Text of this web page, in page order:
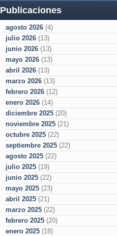
Publicaciones
agosto 2026 (4)
julio 2026 (13)
junio 2026 (13)
mayo 2026 (13)
abril 2026 (13)
marzo 2026 (13)
febrero 2026 (12)
enero 2026 (14)
diciembre 2025 (20)
noviembre 2025 (21)
octubre 2025 (22)
septiembre 2025 (22)
agosto 2025 (22)
julio 2025 (19)
junio 2025 (22)
mayo 2025 (23)
abril 2025 (21)
marzo 2025 (22)
febrero 2025 (20)
enero 2025 (18)